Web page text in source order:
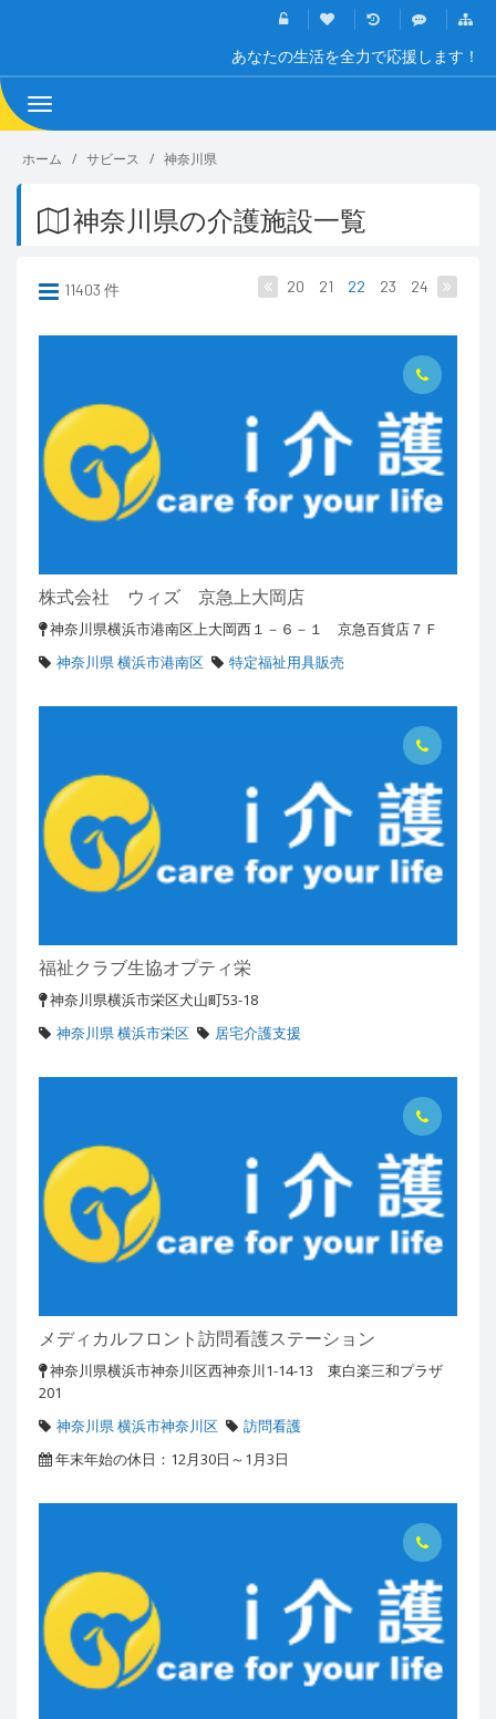
あなたの生活を全力で応援します！
Toggle
navigation
ホーム サビース 神奈川県
神奈川県の介護施設一覧
11403 件 20 21 22 23 24
株式会社 ウィズ 京急上大岡店
神奈川県横浜市港南区上大岡西１－６－１ 京急百貨店７Ｆ
神奈川県 横浜市港南区
特定福祉用具販売
福祉クラブ生協オプティ栄
神奈川県横浜市栄区犬山町53-18
神奈川県 横浜市栄区
居宅介護支援
メディカルフロント訪問看護ステーション
神奈川県横浜市神奈川区西神奈川1-14-13 東白楽三和プラザ
201
神奈川県 横浜市神奈川区
訪問看護
年末年始の休日：12月30日～1月3日